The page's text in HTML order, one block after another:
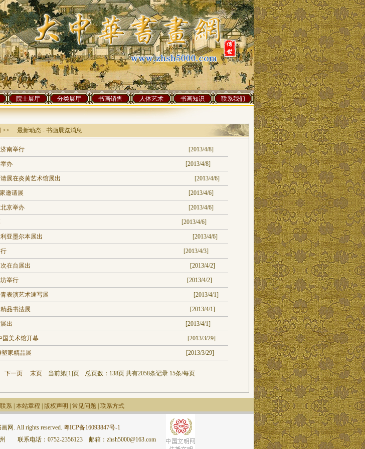
院士展厅 分类展厅 书画销售 人体艺术 书画知识 联系我们
>> 最新动态 - 书画展览消息
南举行 [2013/4/8]
办 [2013/4/8]
展在炎黄艺术馆展出 [2013/4/6]
邀请展 [2013/4/6]
京举办 [2013/4/6]
[2013/4/6]
亚墨尔本展出 [2013/4/6]
[2013/4/3]
在台展出 [2013/4/2]
举行 [2013/4/2]
表演艺术速写展 [2013/4/1]
品书法展 [2013/4/1]
出 [2013/4/1]
国美术馆开幕 [2013/3/29]
塑家精品展 [2013/3/29]
下一页 末页 当前第[1]页 总页数：138页 共有2058条记录 15条/每页
系 本站章程 版权声明 常见问题 联系方式
网. All rights reserved. 粤ICP备16093847号-1
联系电话：0752-2356123 邮箱：zhsh5000@163.com